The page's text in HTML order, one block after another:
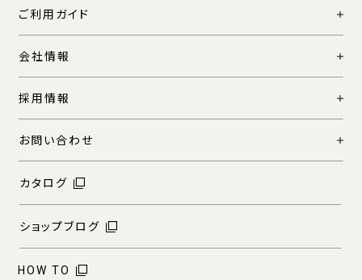
ご利用ガイド
会社情報
採用情報
お問い合わせ
カタログ
ショップブログ
HOW TO